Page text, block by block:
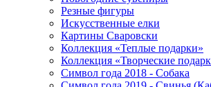
Резные фигуры
Искусственные елки
Картины Сваровски
Коллекция «Теплые подарки»
Коллекция «Творческие
Символ года 2018 - Собака